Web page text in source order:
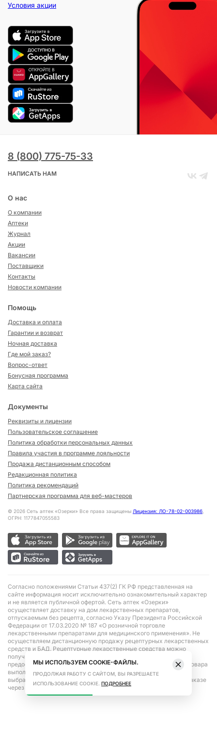
Условия акции
8 (800) 775-75-33
НАПИСАТЬ НАМ
О нас
О компании
Аптеки
Журнал
Акции
Вакансии
Поставщики
Контакты
Новости компании
Помощь
Доставка и оплата
Гарантии и возврат
Ночная доставка
Где мой заказ?
Вопрос-ответ
Бонусная программа
Карта сайта
Документы
Реквизиты и лицензии
Пользовательское соглашение
Политика обработки персональных данных
Правила участия в программе лояльности
Продажа дистанционным способом
Редакционная политика
Политика рекомендаций
Партнерская программа для веб-мастеров
© 2026 Сеть аптек «Озерки» Все права защищены Лицензия: ЛО-78-02-003986,
ОГРН: 1177847055583
Согласно положениями Статьи 437(2) ГК РФ представленная на
сайте информация носит исключительно ознакомительный характер
и не является публичной офертой. Сеть аптек «Озерки»
осуществляет доставку на дом лекарственных препаратов,
отпускаемым без рецепта, согласно Указу Президента Российской
Федерации от 17.03.2020 № 187 «О розничной торговле
лекарственными препаратами для медицинского применения». Не
осуществляем дистанционную продажу рецептурных лекарственных
средств и БАД. Рецептурные лекарственные средства можно
получить только при помощи самовывоза в аптеке при
предоставлении рецепта, выписанного врачом. Бронирование товара
выполняется при условиях последующего выкупа заказа в
выбранном аптечном пункте. Цена действительна только при заказе
через сайт.
МЫ ИСПОЛЬЗУЕМ COOKIE-ФАЙЛЫ.
ПРОДОЛЖАЯ РАБОТУ С САЙТОМ, ВЫ РАЗРЕШАЕТЕ
ИСПОЛЬЗОВАНИЕ COOKIE. ПОДРОБНЕЕ